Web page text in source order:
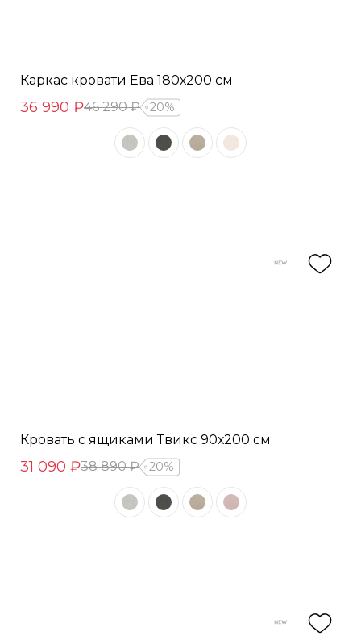
Каркас кровати Ева 180х200 см
36 990 ₽46 290 ₽ 20%
Кровать с ящиками Твикс 90х200 см
31 090 ₽38 890 ₽ 20%